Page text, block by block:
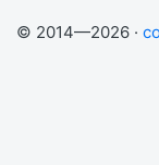
© 2014—2026 ·